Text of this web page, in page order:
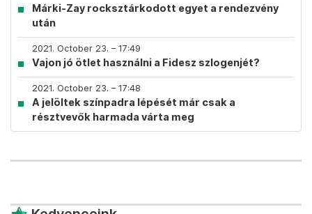
Márki-Zay rocksztárkodott egyet a rendezvény
után
2021. October 23. – 17:49
Vajon jó ötlet használni a Fidesz szlogenjét?
2021. October 23. – 17:48
A jelöltek színpadra lépését már csak a
résztvevők harmada várta meg